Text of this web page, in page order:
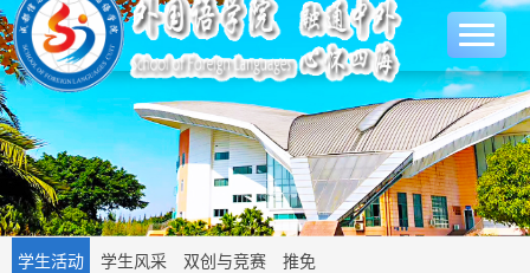
学生活动 学生风采 双创与竞赛 推免